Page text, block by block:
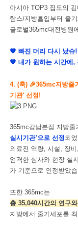
아시아 TOP3 집도의
람스/지방흡입부터 줄
글로벌365mc대전병원
🧡 빠진 머리 다시 났슈
🧡 내가 원하는 시간에,
4. (축) 🎉365mc지방줄
기관' 선정!
365mc강남본점 지방줄
실시기관’으로 선정되
의료진 역량, 시설, 장
엄격한 심사와 현장 실
가 기준으로 인정받았
또한 365mc는
총 35,040시간의 연구
지방에서 줄기세포를